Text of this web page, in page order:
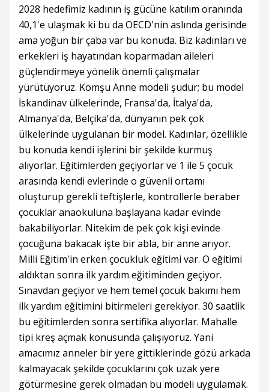
2028 hedefimiz kadının iş gücüne katılım oranında
40,1'e ulaşmak ki bu da OECD'nin aslında gerisinde
ama yoğun bir çaba var bu konuda. Biz kadınları ve
erkekleri iş hayatından koparmadan aileleri
güçlendirmeye yönelik önemli çalışmalar
yürütüyoruz. Komşu Anne modeli şudur; bu model
İskandinav ülkelerinde, Fransa'da, İtalya'da,
Almanya'da, Belçika'da, dünyanın pek çok
ülkelerinde uygulanan bir model. Kadınlar, özellikle
bu konuda kendi işlerini bir şekilde kurmuş
alıyorlar. Eğitimlerden geçiyorlar ve 1 ile 5 çocuk
arasında kendi evlerinde o güvenli ortamı
oluşturup gerekli teftişlerle, kontrollerle beraber
çocuklar anaokuluna başlayana kadar evinde
bakabiliyorlar. Nitekim de pek çok kişi evinde
çocuğuna bakacak işte bir abla, bir anne arıyor.
Milli Eğitim'in erken çocukluk eğitimi var. O eğitimi
aldıktan sonra ilk yardım eğitiminden geçiyor.
Sınavdan geçiyor ve hem temel çocuk bakımı hem
ilk yardım eğitimini bitirmeleri gerekiyor. 30 saatlik
bu eğitimlerden sonra sertifika alıyorlar. Mahalle
tipi kreş açmak konusunda çalışıyoruz. Yani
amacımız anneler bir yere gittiklerinde gözü arkada
kalmayacak şekilde çocuklarını çok uzak yere
götürmesine gerek olmadan bu modeli uygulamak.